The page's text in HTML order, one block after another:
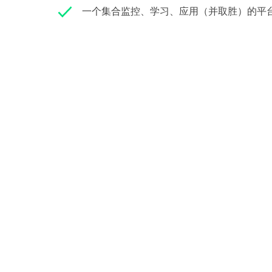
一个集合监控、学习、应用（并取胜）的平